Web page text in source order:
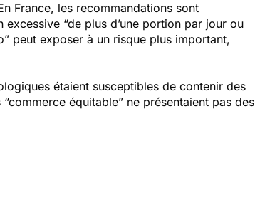
France, les recommandations sont
excessive “de plus d’une portion par jour ou
peut exposer à un risque plus important,
étaient susceptibles de contenir des
“commerce équitable” ne présentaient pas des